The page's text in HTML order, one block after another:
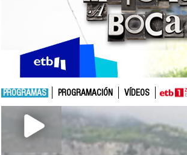
PROGRAMAS PROGRAMACIÓN VÍDEOS